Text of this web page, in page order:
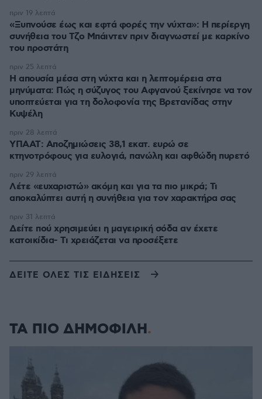
«Ξυπνούσε έως και εφτά φορές την νύχτα»: Η περίεργη
συνήθεια του Τζο Μπάιντεν πριν διαγνωστεί με καρκίνο
του προστάτη
πριν 19 λεπτά
Η απουσία μέσα στη νύχτα και η λεπτομέρεια στα
μηνύματα: Πώς η σύζυγος του Αφγανού ξεκίνησε να τον
υποπτεύεται για τη δολοφονία της Βρετανίδας στην
Κυψέλη
πριν 25 λεπτά
ΥΠΑΑΤ: Αποζημιώσεις 38,1 εκατ. ευρώ σε
κτηνοτρόφους για ευλογιά, πανώλη και αφθώδη πυρετό
πριν 28 λεπτά
Λέτε «ευχαριστώ» ακόμη και για τα πιο μικρά; Τι
αποκαλύπτει αυτή η συνήθεια για τον χαρακτήρα σας
πριν 29 λεπτά
Δείτε πού χρησιμεύει η μαγειρική σόδα αν έχετε
κατοικίδια- Τι χρειάζεται να προσέξετε
πριν 31 λεπτά
ΔΕΙΤΕ ΟΛΕΣ ΤΙΣ ΕΙΔΗΣΕΙΣ
ΤΑ ΠΙΟ ΔΗΜΟΦΙΛΗ